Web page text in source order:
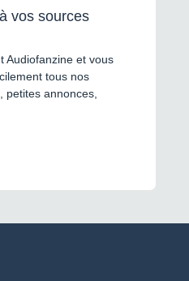
vos sources
Audiofanzine et vous
tous nos
petites annonces,